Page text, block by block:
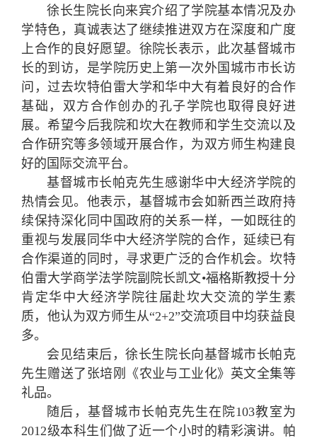
徐长生院长向来宾介绍了学院基本情况及办
学特色，真诚表达了继续推进双方在深度和广度
上合作的良好愿望。徐院长表示，此次基督城市
长的到访，是学院历史上第一次外国城市市长访
问，过去坎特伯雷大学和华中大有着良好的合作
基础，双方合作创办的孔子学院也取得良好进
展。希望今后我院和坎大在教师和学生交流以及
合作研究等多领域开展合作，为双方师生构建良
好的国际交流平台。
基督城市长帕克先生感谢华中大经济学院的
热情会见。他表示，基督城市会如新西兰政府持
续保持深化同中国政府的关系一样，一如既往的
重视与发展同华中大经济学院的合作，延续已有
合作渠道的同时，寻求更广泛的合作机会。坎特
伯雷大学商学法学院副院长凯文•福格斯教授十分
肯定华中大经济学院往届赴坎大交流的学生素
质，他认为双方师生从“2+2”交流项目中均获益良
多。
会见结束后，徐长生院长向基督城市长帕克
先生赠送了张培刚《农业与工业化》英文全集等
礼品。
随后，基督城市长帕克先生在院103教室为
2012级本科生们做了近一个小时的精彩演讲。帕